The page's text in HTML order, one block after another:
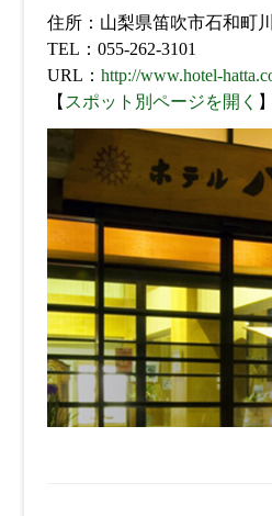
住所：山梨県笛吹市石和町
TEL：055-262-3101
URL： http://www.hotel-
【 スポット別ページを開く 】